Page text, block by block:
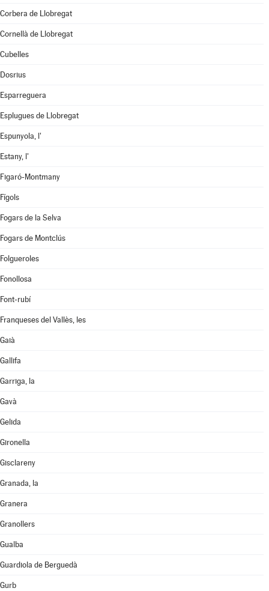
Corbera de Llobregat
Cornellà de Llobregat
Cubelles
Dosrius
Esparreguera
Esplugues de Llobregat
Espunyola, l'
Estany, l'
Figaró-Montmany
Fígols
Fogars de la Selva
Fogars de Montclús
Folgueroles
Fonollosa
Font-rubí
Franqueses del Vallès, les
Gaià
Gallifa
Garriga, la
Gavà
Gelida
Gironella
Gisclareny
Granada, la
Granera
Granollers
Gualba
Guardiola de Berguedà
Gurb